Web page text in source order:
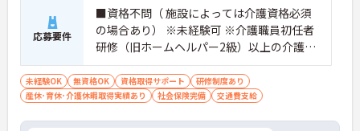
応募要件
■資格不問（ 施設によっては介護資格必須
の場合あり） ※未経験可 ※介護職員初任者
研修（旧ホームヘルパー2級）以上の介護資
格をお持ちの方優遇
未経験OK 無資格OK 資格取得サポート
研修制度あり
産休･育休･介護休暇取得実績あり
社会保険完備 交通費支給